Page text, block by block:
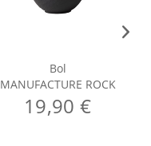
Bol
MANUFACTURE ROCK
19,90 €